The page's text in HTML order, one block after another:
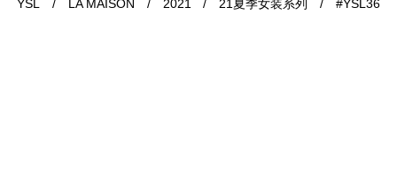
YSL / LA MAISON / 2021 / 21夏季女装系列 / #YSL36